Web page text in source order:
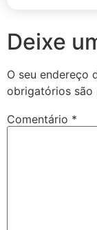
Deixe
O seu endereço
obrigatórios são
Comentário *